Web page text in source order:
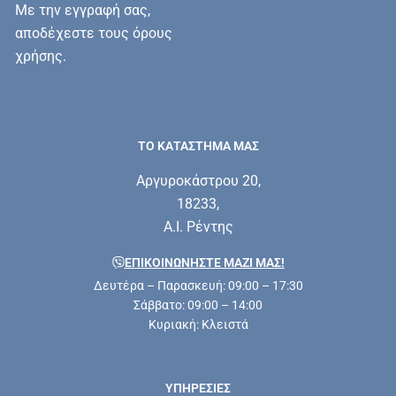
Με την εγγραφή σας,
αποδέχεστε τους όρους
χρήσης.
ΤΟ ΚΑΤΑΣΤΗΜΑ ΜΑΣ
Αργυροκάστρου 20,
18233,
Α.Ι. Ρέντης
ΕΠΙΚΟΙΝΩΝΗΣΤΕ ΜΑΖΊ ΜΑΣ!
Δευτέρα – Παρασκευή: 09:00 – 17:30
Σάββατο: 09:00 – 14:00
Κυριακή: Κλειστά
ΥΠΗΡΕΣΊΕΣ